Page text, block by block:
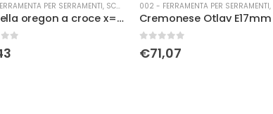
PER SERRAMENTI, SCURETTI
Bandella oregon a croce x=75 y=2 SX
002 - FERRAMENTA PER SERRAMENTI,
Cremonese Otlav E17mm
€71,07